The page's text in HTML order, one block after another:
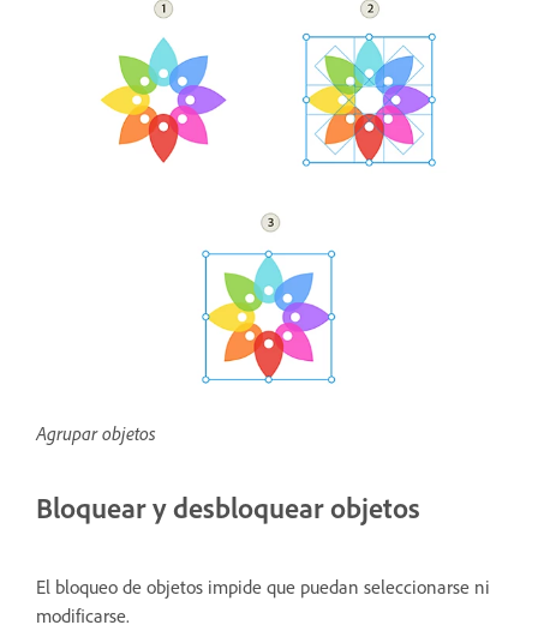
Agrupar objetos
Bloquear y desbloquear objetos
El bloqueo de objetos impide que puedan seleccionarse ni
modificarse.